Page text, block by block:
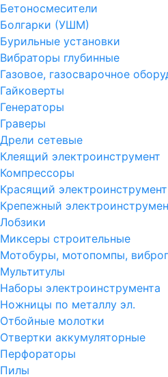
Бетоносмесители
Болгарки (УШМ)
Бурильные установки
Вибраторы глубинные
Газовое, газосварочное
Гайковерты
Генераторы
Граверы
Дрели сетевые
Клеящий электроинструмент
Компрессоры
Красящий электроинструмент
Крепежный
Лобзики
Миксеры строительные
Мотобуры, мотопомпы,
Мультитулы
Наборы электроинструмента
Ножницы по металлу эл.
Отбойные молотки
Отвертки аккумуляторные
Перфораторы
Пилы